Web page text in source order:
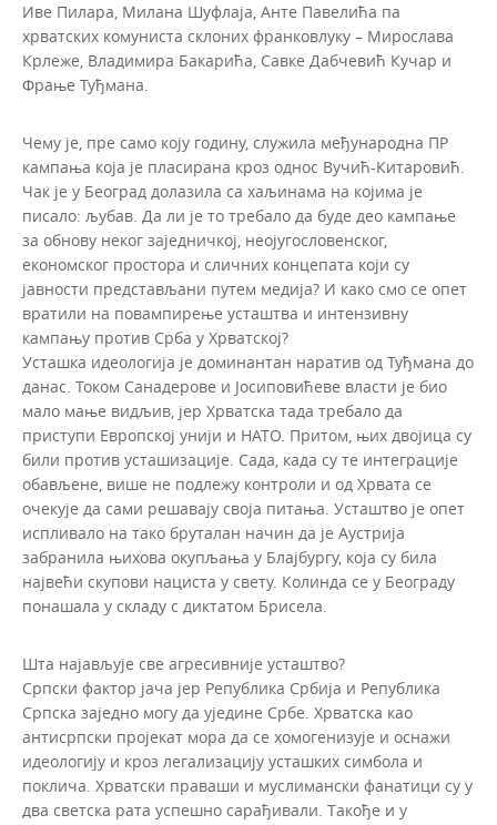
Иве Пилара, Милана Шуфлаја, Анте Павелића па
хрватских комуниста склоних франковлуку – Мирослава
Крлеже, Владимира Бакарића, Савке Дабчевић Кучар и
Фрање Туђмана.
Чему је, пре само коју годину, служила међународна ПР
кампања која је пласирана кроз однос Вучић-Китаровић.
Чак је у Београд долазила са хаљинама на којима је
писало: љубав. Да ли је то требало да буде део кампање
за обнову неког заједничкој, неојугословенског,
економског простора и сличних концепата који су
јавности представљани путем медија? И како смо се опет
вратили на повампирење усташтва и интензивну
кампању против Срба у Хрватској?
Усташка идеологија је доминантан наратив од Туђмана до
данас. Током Санадерове и Јосиповићеве власти је био
мало мање видљив, јер Хрватска тада требало да
приступи Европској унији и НАТО. Притом, њих двојица су
били против усташизације. Сада, када су те интеграције
обављене, више не подлежу контроли и од Хрвата се
очекује да сами решавају своја питања. Усташтво је опет
испливало на тако бруталан начин да је Аустрија
забранила њихова окупљања у Блајбургу, која су била
највећи скупови нациста у свету. Колинда се у Београду
понашала у складу с диктатом Брисела.
Шта најављује све агресивније усташтво?
Српски фактор јача јер Република Србија и Република
Српска заједно могу да уједине Србе. Хрватска као
антисрпски пројекат мора да се хомогенизује и оснажи
идеологију и кроз легализацију усташких симбола и
поклича. Хрватски праваши и муслимански фанатици су у
два светска рата успешно сарађивали. Такође и у